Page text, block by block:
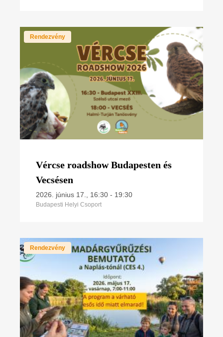
Rendezvény
Vércse roadshow Budapesten és
Vecsésen
2026. június 17., 16:30 - 19:30
Budapesti Helyi Csoport
Rendezvény